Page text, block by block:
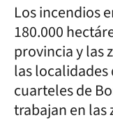
Los incendios
180.000
provincia y las
las
cuarteles de
trabajan en las